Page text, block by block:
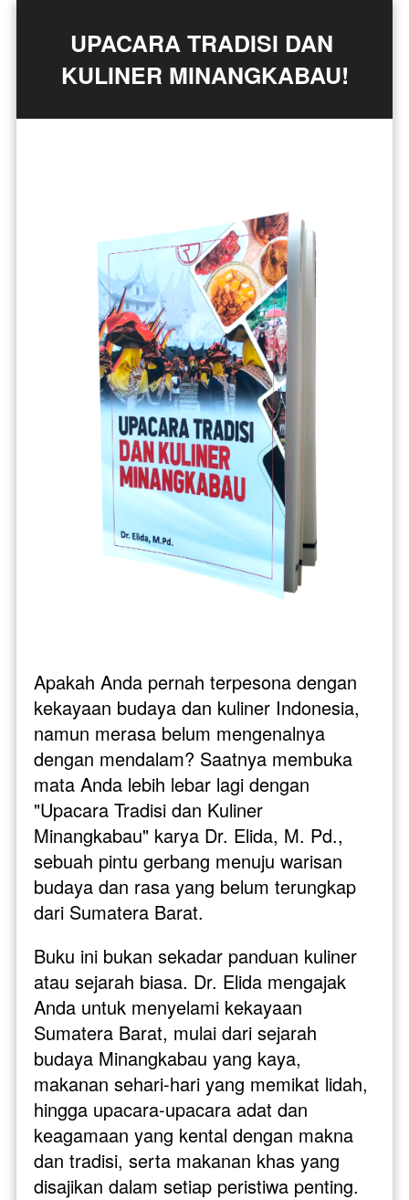
UPACARA TRADISI DAN
KULINER MINANGKABAU!
Apakah Anda pernah terpesona dengan
kekayaan budaya dan kuliner Indonesia,
namun merasa belum mengenalnya
dengan mendalam? Saatnya membuka
mata Anda lebih lebar lagi dengan
"Upacara Tradisi dan Kuliner
Minangkabau" karya Dr. Elida, M. Pd.,
sebuah pintu gerbang menuju warisan
budaya dan rasa yang belum terungkap
dari Sumatera Barat.
Buku ini bukan sekadar panduan kuliner
atau sejarah biasa. Dr. Elida mengajak
Anda untuk menyelami kekayaan
Sumatera Barat, mulai dari sejarah
budaya Minangkabau yang kaya,
makanan sehari-hari yang memikat lidah,
hingga upacara-upacara adat dan
keagamaan yang kental dengan makna
dan tradisi, serta makanan khas yang
disajikan dalam setiap peristiwa penting.